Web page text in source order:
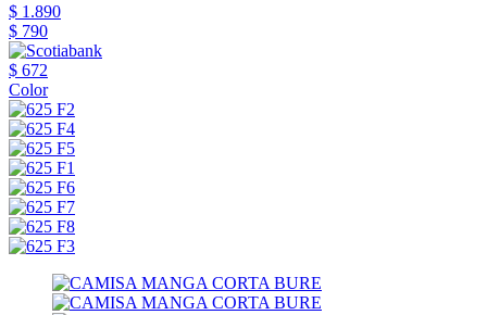
$ 1.890
$ 790
$ 672
Color